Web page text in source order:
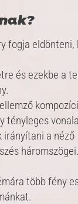
fogja eldönteni,
és ezekbe a
tényleges
irányítani a néző
háromszögei.
több fény